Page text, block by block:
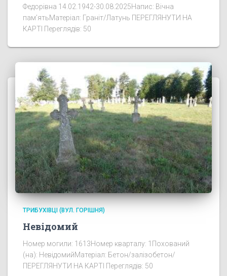
Федорівна 14.02.1942-30.08.2025Напис: Вічна
пам’ятьМатеріал: Граніт/Латунь ПЕРЕГЛЯНУТИ НА
КАРТІ Переглядів: 50
ТРИБУХІВЦІ (ВУЛ. ГОРІШНЯ)
Невідомий
Номер могили: 1613Номер кварталу: 1Похований
(на): НевідомийМатеріал: Бетон/залізобетон/
ПЕРЕГЛЯНУТИ НА КАРТІ Переглядів: 50